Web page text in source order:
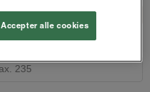
Læs opmålingsvejledningen
Accepter alle cookies